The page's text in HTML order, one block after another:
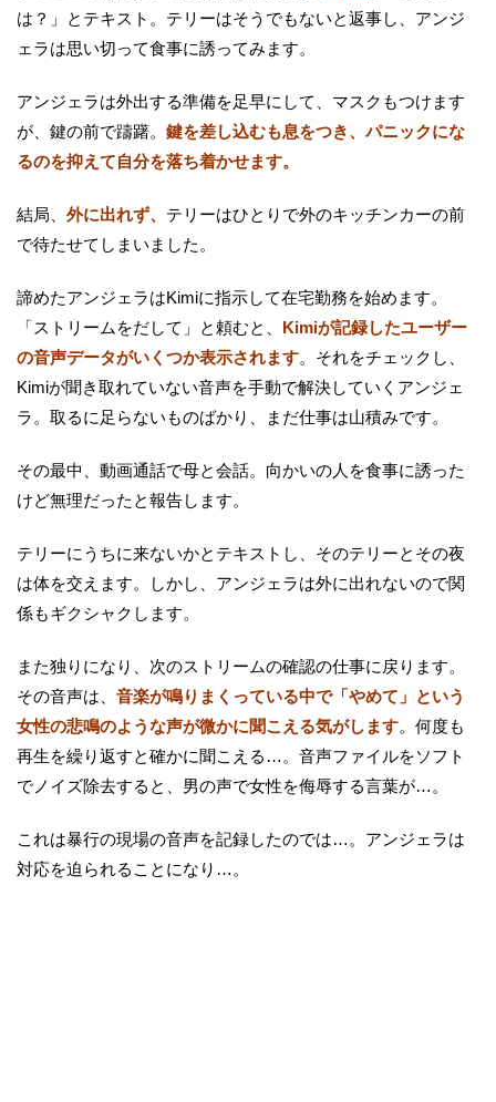
は？」とテキスト。テリーはそうでもないと返事し、アンジ
ェラは思い切って食事に誘ってみます。
アンジェラは外出する準備を足早にして、マスクもつけます
が、鍵の前で躊躇。 鍵を差し込むも息をつき、パニックにな
るのを抑えて自分を落ち着かせます。
結局、 外に出れず、 テリーはひとりで外のキッチンカーの前
で待たせてしまいました。
諦めたアンジェラはKimiに指示して在宅勤務を始めます。
「ストリームをだして」と頼むと、 Kimiが記録したユーザー
の音声データがいくつか表示されます。それをチェックし、
Kimiが聞き取れていない音声を手動で解決していくアンジェ
ラ。取るに足らないものばかり、まだ仕事は山積みです。
その最中、動画通話で母と会話。向かいの人を食事に誘った
けど無理だったと報告します。
テリーにうちに来ないかとテキストし、そのテリーとその夜
は体を交えます。しかし、アンジェラは外に出れないので関
係もギクシャクします。
また独りになり、次のストリームの確認の仕事に戻ります。
その音声は、 音楽が鳴りまくっている中で「やめて」という
女性の悲鳴のような声が微かに聞こえる気がします。何度も
再生を繰り返すと確かに聞こえる…。音声ファイルをソフト
でノイズ除去すると、男の声で女性を侮辱する言葉が…。
これは暴行の現場の音声を記録したのでは…。アンジェラは
対応を迫られることになり…。